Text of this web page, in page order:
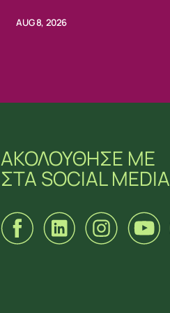
AUG 8, 2026
ΑΚΟΛΟΥΘΗΣΕ ΜΕ
ΣΤΑ SOCIAL MEDIA